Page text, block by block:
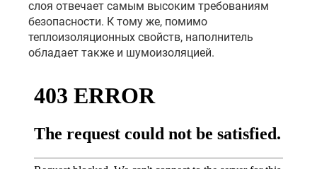
слоя отвечает самым высоким требованиям
безопасности. К тому же, помимо
теплоизоляционных свойств, наполнитель
обладает также и шумоизоляцией.